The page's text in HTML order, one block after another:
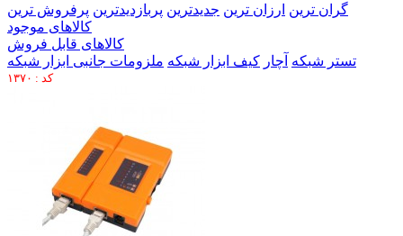
گران ترین ارزان ترین جدیدترین پربازدیدترین پرفروش ترین
کالاهای موجود
کالاهای قابل فروش
تستر شبکه آچار کیف ابزار شبکه ملزومات جانبی ابزار شبکه
کد : ۱۳۷۰